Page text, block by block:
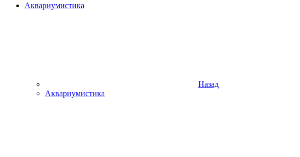
Аквариумистика
Назад
Аквариумистика